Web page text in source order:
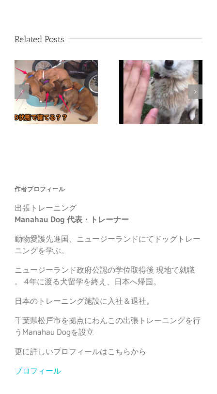
Related Posts
作者プロフィール
出張トレーニング
Manahau Dog 代表・トレーナー
動物愛護先進国、ニュージーランドにてドッグトレー
ニングを学ぶ。
ニュージーランド政府公認の学位取得後 現地で就職
。 4年に渡る犬留学を終え、日本へ帰国。
日本のトレーニング施設に入社＆退社。
千葉県松戸市を拠点にわんこの出張トレーニングを行
うManahau Dogを設立
更に詳しいプロフィールはこちらから
プロフィール